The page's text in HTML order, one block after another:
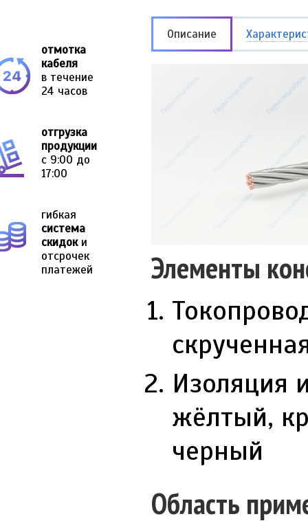
отмотка
кабеля
в течение
24 часов
отгрузка
продукции
с 9:00 до
17:00
гибкая
система
скидоки
отсрочек
платежей
Описание
Элементы
Изоляция
жёлтый,
черный
Область